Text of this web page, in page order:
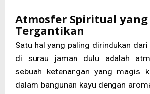
Atmosfer Spiritual yang
Tergantikan
Satu hal yang paling dirindukan
di surau jaman dulu adalah
sebuah ketenangan yang magis
dalam bangunan kayu dengan